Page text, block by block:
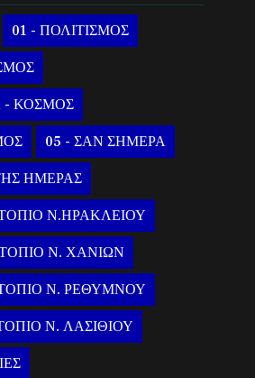
01 - ΠΟΛΙΤΙΣΜΟΣ
- ΚΟΣΜΟΣ
05 - ΣΑΝ ΣΗΜΕΡΑ
ΗΜΕΡΑΣ
Ν.ΗΡΑΚΛΕΙΟΥ
Ν. ΧΑΝΙΩΝ
Ν. ΡΕΘΥΜΝΟΥ
Ν. ΛΑΣΙΘΙΟΥ